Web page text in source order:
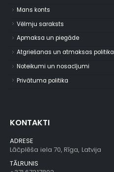
Mans konts
Vēlmju saraksts
Apmaksa un piegāde
Atgriešanas un atmaksas politika
Noteikumi un nosacījumi
Privātuma politika
KONTAKTI
ADRESE
Lāčplēša iela 70, Rīga, Latvija
TĀLRUNIS